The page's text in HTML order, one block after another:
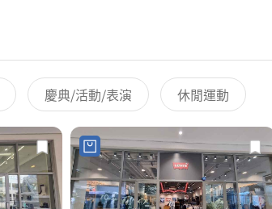
慶典/活動/表演 休閒運動